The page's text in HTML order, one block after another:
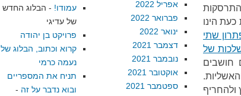
הינו
שתי
של
חושבים
ולהחריף
אפריל 2022
פברואר 2022
ינואר 2022
דצמבר 2021
נובמבר 2021
אוקטובר 2021
ספטמבר 2021
עמודו! - הבלוג החדש
של עדיגי
פרויקט בן יהודה
קרוא וכתוב, הבלוג של
נעמה כרמי
תניח את המספריים
ובוא נדבר על זה -